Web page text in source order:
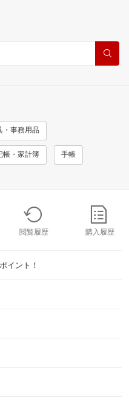
・事務用品
帳・家計簿 手帳
閲覧履歴 購入履歴
イント！